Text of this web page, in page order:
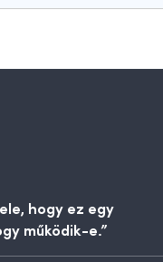
hogy ez egy
működik-e.”